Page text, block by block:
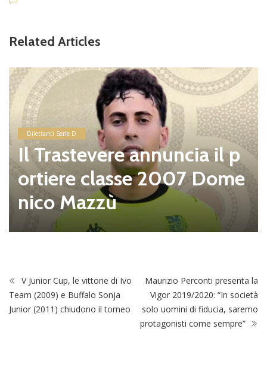
Related Articles
Dilettanti Serie D
Il Trastevere annuncia il p
ortiere classe 2007 Dome
nico Mazzù
V Junior Cup, le vittorie di Ivo
Team (2009) e Buffalo Sonja
Junior (2011) chiudono il torneo
Maurizio Perconti presenta la
Vigor 2019/2020: “In società
solo uomini di fiducia, saremo
protagonisti come sempre”